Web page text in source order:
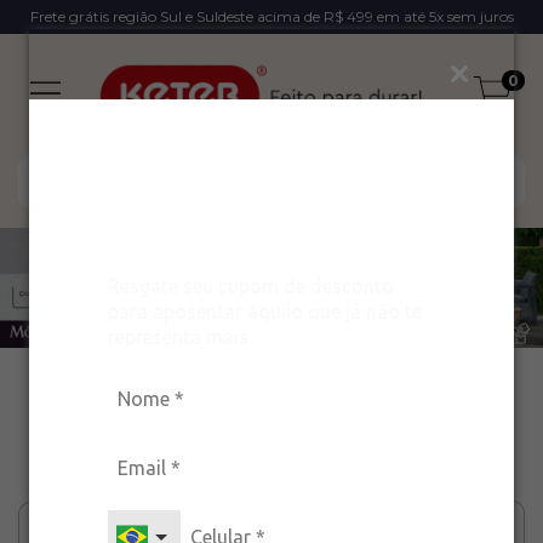
Frete grátis região Sul e Suldeste acima de R$ 499 em até 5x sem juros
0
Início